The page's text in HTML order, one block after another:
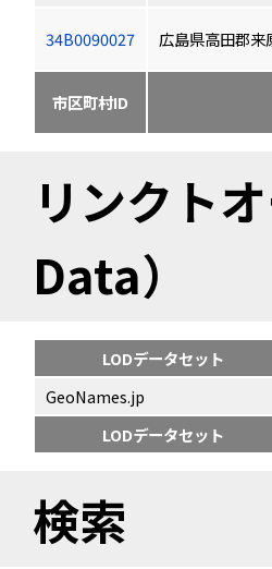
34B0090027 広島県高田郡来
市区町村ID
リンクト
Data）
LODデータセット
GeoNames.jp
LODデータセット
検索